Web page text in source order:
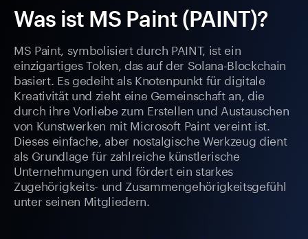
Was ist MS Paint (PAINT)?
MS Paint, symbolisiert durch PAINT, ist ein
einzigartiges Token, das auf der Solana-Blockchain
basiert. Es gedeiht als Knotenpunkt für digitale
Kreativität und zieht eine Gemeinschaft an, die
durch ihre Vorliebe zum Erstellen und Austauschen
von Kunstwerken mit Microsoft Paint vereint ist.
Dieses einfache, aber nostalgische Werkzeug dient
als Grundlage für zahlreiche künstlerische
Unternehmungen und fördert ein starkes
Zugehörigkeits- und Zusammengehörigkeitsgefühl
unter seinen Mitgliedern.